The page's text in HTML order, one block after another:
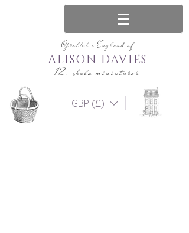
Oprettet i England af
12. skala miniaturer
ALISON DAVIES
GBP (£)